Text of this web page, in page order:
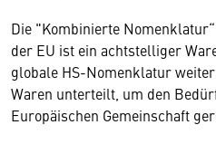
Die "Kombinierte
der EU ist ein achtstelliger
globale HS-Nomenklatur
Waren unterteilt, um den
Europäischen Gemeinschaft